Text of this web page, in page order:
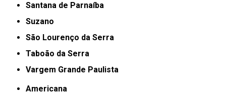
Santana de Parnaíba
Suzano
São Lourenço da Serra
Taboão da Serra
Vargem Grande Paulista
Americana